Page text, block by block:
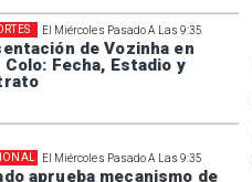
El Miércoles Pasado A Las 9:35
de Vozinha en
Colo: Fecha, Estadio y
El Miércoles Pasado A Las 9:35
aprueba mecanismo de